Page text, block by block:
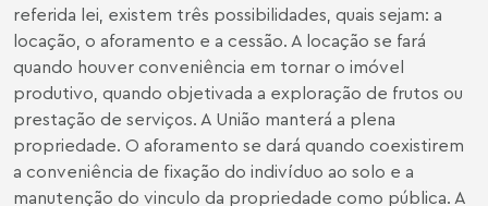
referida lei, existem três possibilidades, quais sejam: a
locação, o aforamento e a cessão. A locação se fará
quando houver conveniência em tornar o imóvel
produtivo, quando objetivada a exploração de frutos ou
prestação de serviços. A União manterá a plena
propriedade. O aforamento se dará quando coexistirem
a conveniência de fixação do indivíduo ao solo e a
manutenção do vinculo da propriedade como pública. A